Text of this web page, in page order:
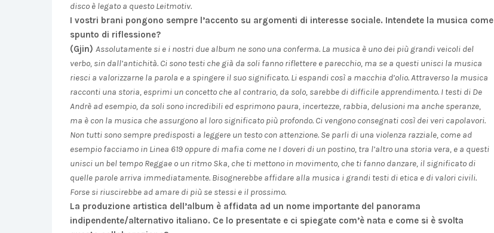
disco è legato a questo Leitmotiv.
I vostri brani pongono sempre l’accento su argomenti di interesse sociale. Intendete la musica come
spunto di riflessione?
(Gjin) Assolutamente si e i nostri due album ne sono una conferma. La musica è uno dei più grandi veicoli del
verbo, sin dall’antichità. Ci sono testi che già da soli fanno riflettere e parecchio, ma se a questi unisci la musica
riesci a valorizzarne la parola e a spingere il suo significato. Li espandi così a macchia d’olio. Attraverso la musica
racconti una storia, esprimi un concetto che al contrario, da solo, sarebbe di difficile apprendimento. I testi di De
Andrè ad esempio, da soli sono incredibili ed esprimono paura, incertezze, rabbia, delusioni ma anche speranze,
ma è con la musica che assurgono al loro significato più profondo. Ci vengono consegnati così dei veri capolavori.
Non tutti sono sempre predisposti a leggere un testo con attenzione. Se parli di una violenza razziale, come ad
esempio facciamo in Linea 619 oppure di mafia come ne I doveri di un postino, tra l’altro una storia vera, e a questi
unisci un bel tempo Reggae o un ritmo Ska, che ti mettono in movimento, che ti fanno danzare, il significato di
quelle parole arriva immediatamente. Bisognerebbe affidare alla musica i grandi testi di etica e di valori civili.
Forse si riuscirebbe ad amare di più se stessi e il prossimo.
La produzione artistica dell’album è affidata ad un nome importante del panorama
indipendente/alternativo italiano. Ce lo presentate e ci spiegate com’è nata e come si è svolta